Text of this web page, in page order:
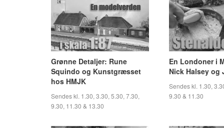
Grønne Detaljer: Rune
Squindo og Kunstgræsset
hos HMJK
Sendes kl. 1.30, 3.30, 5.30, 7.30,
9.30, 11.30 & 13.30
En Londoner i
Nick Halsey og
Sendes kl. 1.30,
9.30 & 11.30